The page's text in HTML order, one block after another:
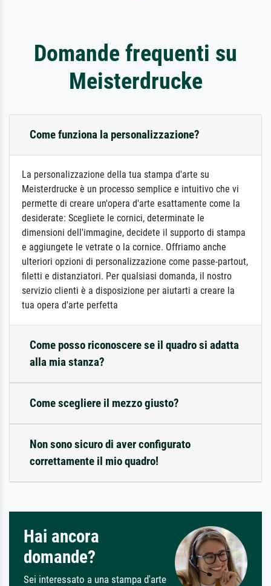
Domande frequenti su
Meisterdrucke
Come funziona la personalizzazione?
La personalizzazione della tua stampa d'arte su
Meisterdrucke è un processo semplice e intuitivo che vi
permette di creare un'opera d'arte esattamente come la
desiderate: Scegliete le cornici, determinate le
dimensioni dell'immagine, decidete il supporto di stampa
e aggiungete le vetrate o la cornice. Offriamo anche
ulteriori opzioni di personalizzazione come passe-partout,
filetti e distanziatori. Per qualsiasi domanda, il nostro
servizio clienti è a disposizione per aiutarti a creare la
tua opera d'arte perfetta
Come posso riconoscere se il quadro si adatta
alla mia stanza?
Come scegliere il mezzo giusto?
Non sono sicuro di aver configurato
correttamente il mio quadro!
Hai ancora
domande?
Sei interessato a una stampa d'arte